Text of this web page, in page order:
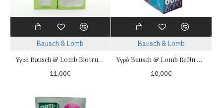
Bausch & Lomb
Υγρό Bausch & Lomb Biotrue 360ml+60ml
11,00€
Bausch & Lomb
Υγρό Bausch & Lomb ReNu Multiplus 360ml + 60ml
10,00€